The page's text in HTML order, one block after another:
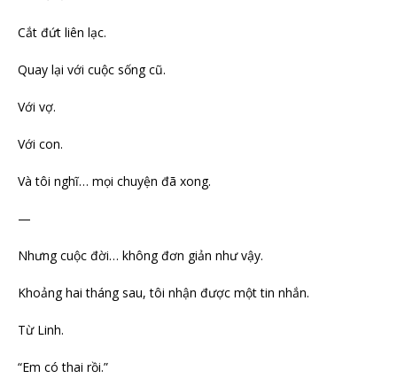
Cắt đứt liên lạc.
Quay lại với cuộc sống cũ.
Với vợ.
Với con.
Và tôi nghĩ… mọi chuyện đã xong.
—
Nhưng cuộc đời… không đơn giản như vậy.
Khoảng hai tháng sau, tôi nhận được một tin nhắn.
Từ Linh.
“Em có thai rồi.”